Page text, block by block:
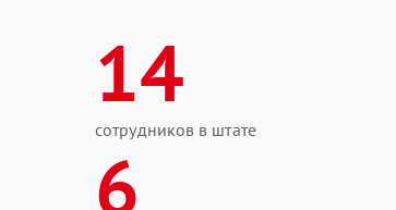
14
сотрудников в штате
6